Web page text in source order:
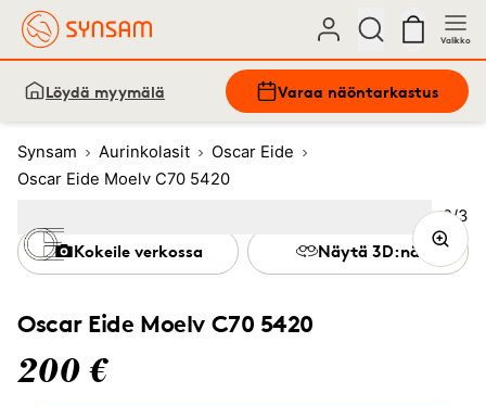
Valikko
Löydä myymälä Varaa näöntarkastus
Synsam Aurinkolasit
Oscar Eide
Oscar Eide Moelv C70 5420
Oscar Eide Moelv C70 5420
200 €
Kokeile verkossa Näytä 3D:nä
Kuva
2/3
3